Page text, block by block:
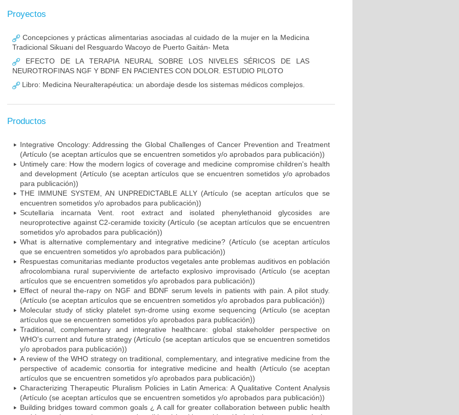
Proyectos
Concepciones y prácticas alimentarias asociadas al cuidado de la mujer en la Medicina
Tradicional Sikuani del Resguardo Wacoyo de Puerto Gaitán- Meta
EFECTO DE LA TERAPIA NEURAL SOBRE LOS NIVELES SÉRICOS DE LAS
NEUROTROFINAS NGF Y BDNF EN PACIENTES CON DOLOR. ESTUDIO PILOTO
Libro: Medicina Neuralterapéutica: un abordaje desde los sistemas médicos complejos.
Productos
Integrative Oncology: Addressing the Global Challenges of Cancer Prevention and Treatment
(Artículo (se aceptan artículos que se encuentren sometidos y/o aprobados para publicación))
Untimely care: How the modern logics of coverage and medicine compromise children's health
and development (Artículo (se aceptan artículos que se encuentren sometidos y/o aprobados
para publicación))
THE IMMUNE SYSTEM, AN UNPREDICTABLE ALLY (Artículo (se aceptan artículos que se
encuentren sometidos y/o aprobados para publicación))
Scutellaria incarnata Vent. root extract and isolated phenylethanoid glycosides are
neuroprotective against C2-ceramide toxicity (Artículo (se aceptan artículos que se encuentren
sometidos y/o aprobados para publicación))
What is alternative complementary and integrative medicine? (Artículo (se aceptan artículos
que se encuentren sometidos y/o aprobados para publicación))
Respuestas comunitarias mediante productos vegetales ante problemas auditivos en población
afrocolombiana rural superviviente de artefacto explosivo improvisado (Artículo (se aceptan
artículos que se encuentren sometidos y/o aprobados para publicación))
Effect of neural the-rapy on NGF and BDNF serum levels in patients with pain. A pilot study.
(Artículo (se aceptan artículos que se encuentren sometidos y/o aprobados para publicación))
Molecular study of sticky platelet syn-drome using exome sequencing (Artículo (se aceptan
artículos que se encuentren sometidos y/o aprobados para publicación))
Traditional, complementary and integrative healthcare: global stakeholder perspective on
WHO's current and future strategy (Artículo (se aceptan artículos que se encuentren sometidos
y/o aprobados para publicación))
A review of the WHO strategy on traditional, complementary, and integrative medicine from the
perspective of academic consortia for integrative medicine and health (Artículo (se aceptan
artículos que se encuentren sometidos y/o aprobados para publicación))
Characterizing Therapeutic Pluralism Policies in Latin America: A Qualitative Content Analysis
(Artículo (se aceptan artículos que se encuentren sometidos y/o aprobados para publicación))
Building bridges toward common goals ¿ A call for greater collaboration between public health